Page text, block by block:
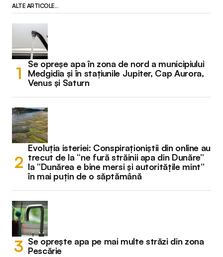
ALTE ARTICOLE...
Se opreșe apa în zona de nord a municipiului
Medgidia și în stațiunile Jupiter, Cap Aurora,
Venus și Saturn
Evoluția isteriei: Conspiraționiștii din online au
trecut de la “ne fură străinii apa din Dunăre”
la “Dunărea e bine mersi și autoritățile mint”
în mai puțin de o săptămână
Se oprește apa pe mai multe străzi din zona
Pescărie